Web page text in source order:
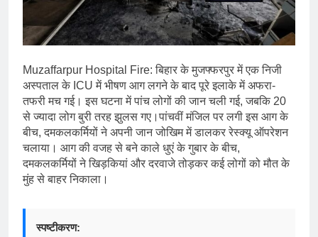
Muzaffarpur Hospital Fire: बिहार के मुजफ्फरपुर में एक निजी
अस्पताल के ICU में भीषण आग लगने के बाद पूरे इलाके में अफरा-
तफरी मच गई। इस घटना में पांच लोगों की जान चली गई, जबकि 20
से ज्यादा लोग बुरी तरह झुलस गए।पांचवीं मंजिल पर लगी इस आग के
बीच, दमकलकर्मियों ने अपनी जान जोखिम में डालकर रेस्क्यू ऑपरेशन
चलाया। आग की वजह से बने काले धुएं के गुबार के बीच,
दमकलकर्मियों ने खिड़कियां और दरवाजे तोड़कर कई लोगों को मौत के
मुंह से बाहर निकाला।
स्पष्टीकरण: